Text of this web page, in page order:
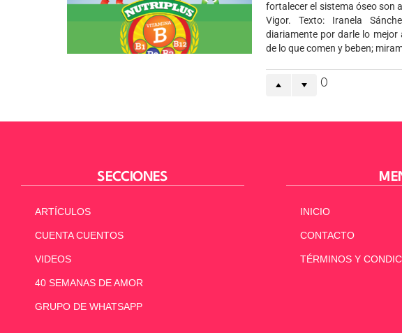
fortalecer el sistema óseo son
Vigor. Texto: Iranela
diariamente por darle lo
de lo que comen y beben;
0
SECCIONES
ARTÍCULOS
CUENTA CUENTOS
VIDEOS
40 SEMANAS DE AMOR
GRUPO DE WHATSAPP
INICIO
CONTACTO
TÉRMINOS Y